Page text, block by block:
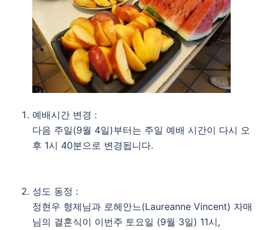
예배시간 변경 :
다음 주일(9월 4일)부터는 주일 예배 시간이 다시 오
후 1시 40분으로 변경됩니다.
성도 동정 :
정현우 형제님과 로헤안느(Laureanne Vincent) 자매
님의 결혼식이 이번주 토요일 (9월 3일) 11시,